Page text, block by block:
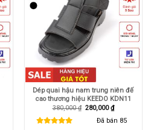
Dép quai hậu nam trung niên đế
cao thương hiệu KEEDO KDN11
380,000₫ Giá
380,000 ₫.
280,000₫Giá
hiện
tại
là:
Đã bán 85